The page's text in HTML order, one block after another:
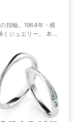
指輪。1964年・横
ジュエリー。 本店